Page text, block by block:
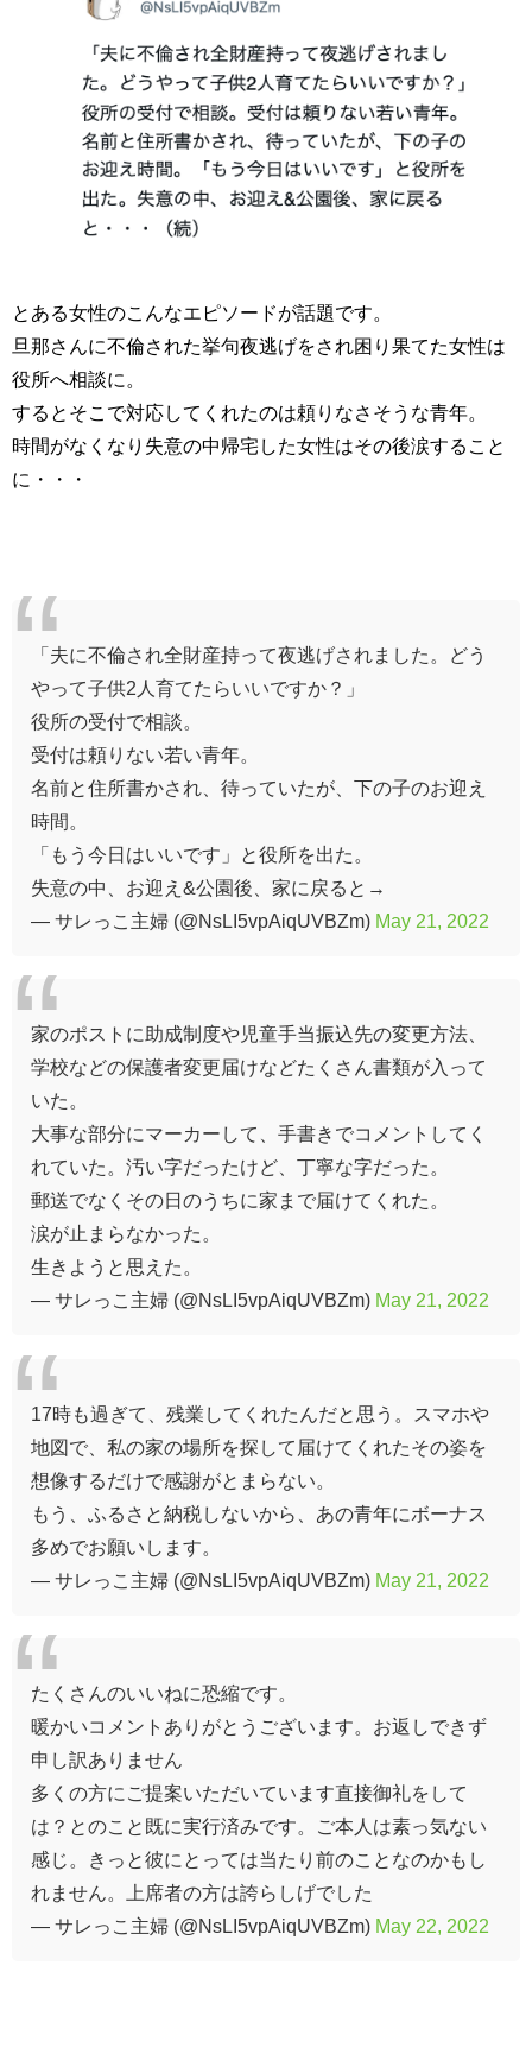
とある女性のこんなエピソードが話題です。
旦那さんに不倫された挙句夜逃げをされ困り果てた女性は
役所へ相談に。
するとそこで対応してくれたのは頼りなさそうな青年。
時間がなくなり失意の中帰宅した女性はその後涙すること
に・・・
「夫に不倫され全財産持って夜逃げされました。どう
やって子供2人育てたらいいですか？」
役所の受付で相談。
受付は頼りない若い青年。
名前と住所書かされ、待っていたが、下の子のお迎え
時間。
「もう今日はいいです」と役所を出た。
失意の中、お迎え&公園後、家に戻ると→
— サレっこ主婦 (@NsLI5vpAiqUVBZm) May 21, 2022
家のポストに助成制度や児童手当振込先の変更方法、
学校などの保護者変更届けなどたくさん書類が入って
いた。
大事な部分にマーカーして、手書きでコメントしてく
れていた。汚い字だったけど、丁寧な字だった。
郵送でなくその日のうちに家まで届けてくれた。
涙が止まらなかった。
生きようと思えた。
— サレっこ主婦 (@NsLI5vpAiqUVBZm) May 21, 2022
17時も過ぎて、残業してくれたんだと思う。スマホや
地図で、私の家の場所を探して届けてくれたその姿を
想像するだけで感謝がとまらない。
もう、ふるさと納税しないから、あの青年にボーナス
多めでお願いします。
— サレっこ主婦 (@NsLI5vpAiqUVBZm) May 21, 2022
たくさんのいいねに恐縮です。
暖かいコメントありがとうございます。お返しできず
申し訳ありません
多くの方にご提案いただいています直接御礼をして
は？とのこと既に実行済みです。ご本人は素っ気ない
感じ。きっと彼にとっては当たり前のことなのかもし
れません。上席者の方は誇らしげでした
— サレっこ主婦 (@NsLI5vpAiqUVBZm) May 22, 2022